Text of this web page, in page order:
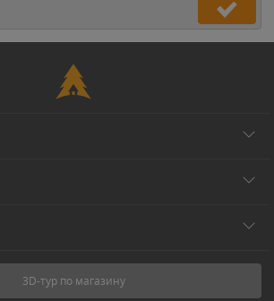
3D-тур по магазину